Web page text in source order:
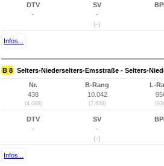
DTV
-
SV
-
(-)
Infos...
B 8 Selters-Niederselters-Emsstraße - Selters-
Nr.
438
(4.088)
B-Rang
10.042
(7.638)
L-
DTV
-
SV
-
(-)
Infos...